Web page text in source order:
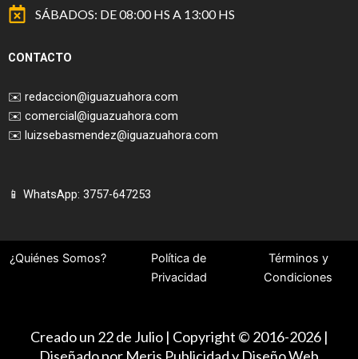
SÁBADOS: DE 08:00 HS A 13:00 HS
CONTACTO
✉️ redaccion@iguazuahora.com
✉️ comercial@iguazuahora.com
✉️ luizsebasmendez@iguazuahora.com
📱 WhatsApp: 3757-647253
¿Quiénes Somos?
Política de
Privacidad
Términos y
Condiciones
Creado un 22 de Julio | Copyright © 2016-2026 |